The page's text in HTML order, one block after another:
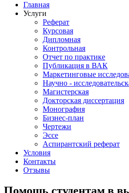
Главная
Услуги
Реферат
Курсовая
Дипломная
Контрольная
Отчет по практике
Публикация в ВАК
Маркетинговые
Научно -
Магистерская
Докторская диссертация
Монография
Бизнес-план
Чертежи
Эссе
Аспирантский реферат
Условия
Контакты
Отзывы